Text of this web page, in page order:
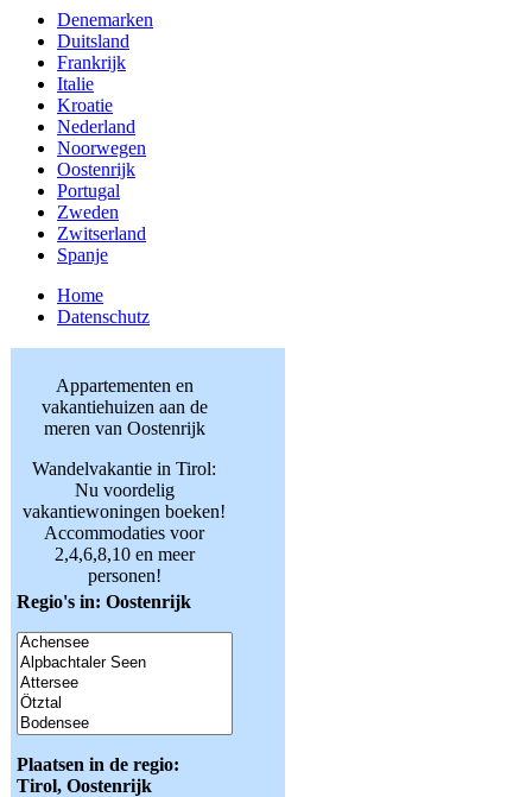
Denemarken
Duitsland
Frankrijk
Italie
Kroatie
Nederland
Noorwegen
Oostenrijk
Portugal
Zweden
Zwitserland
Spanje
Home
Datenschutz
Appartementen en
vakantiehuizen aan de
meren van Oostenrijk
Wandelvakantie in Tirol:
Nu voordelig
vakantiewoningen boeken!
Accommodaties voor
2,4,6,8,10 en meer
personen!
Regio's in: Oostenrijk
Plaatsen in de regio:
Tirol, Oostenrijk